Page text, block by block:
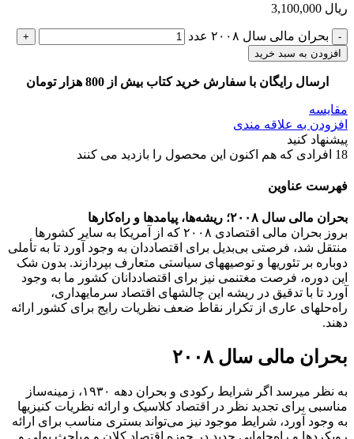
ریال
بحران مالی سال ۲۰۰۸ عدد
افزودن به سبد خرید
ارسال رایگان با سفارش خرید کتاب بیش از 800 هزار تومان
مقایسه
افزودن به علاقه مندی
پیشنهاد کنید
18 افرادی که هم اکنون این محصول را بازدید می کنند
فهرست عناوین
بحران مالی سال ۲۰۰۸؛ ریشه‌ها، پیامدها و راه‌کارها
بروز بحران مالی اقتصادی ۲۰۰۸ که از آمریکا به سایر کشورها
منتقل شد، فرصتی بی‌بدیل برای اقتصاددان به وجود آورد تا به تأملی
دوباره بر تئوری‏ها و توصیه‏های سیاستی متعارف بپردازند. بدون شک
این دوره، فرصت مغتنمی نیز برای اقتصاددانان کشور ما به وجود
آورد تا با تدقیق در ریشه این چالش‏های اقتصاد سرمایه‏داری،
راه‌حل‏های عاری از تکرار نقاط ضعف نظریات رایج برای کشور ارائه
دهند.
بحران مالی سال ۲۰۰۸
به نظر می‏رسد اگر شرایط رکودی و بحران دهه ۱۹۳۰، زمینه‌ساز
مناسبی برای تجدید نظر در اقتصاد کلاسیک و ارائه نظریات کنیزی‏ها
به وجود آورد، شرایط موجود نیز می‌تواند بستری مناسب برای ارائه
رویکردها و راه‌حل‏هایی جدید در حوزه اقتصاد کلان و مباحث پولی و